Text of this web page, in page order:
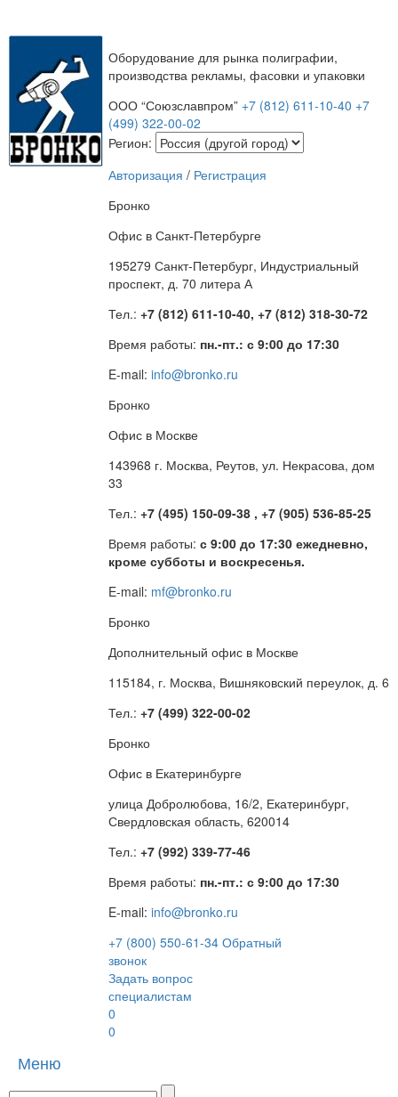
Оборудование для рынка полиграфии,
производства рекламы, фасовки и упаковки
ООО “Союзславпром” +7 (812) 611-10-40 +7
(499) 322-00-02
Регион:
Авторизация / Регистрация
Бронко
Офис в Санкт-Петербурге
195279 Санкт-Петербург, Индустриальный
проспект, д. 70 литера А
Тел.: +7 (812) 611-10-40, +7 (812) 318-30-72
Время работы: пн.-пт.: с 9:00 до 17:30
E-mail: info@bronko.ru
Бронко
Офис в Москве
143968 г. Москва, Реутов, ул. Некрасова, дом
33
Тел.: +7 (495) 150-09-38 , +7 (905) 536-85-25
Время работы: с 9:00 до 17:30 ежедневно,
кроме субботы и воскресенья.
E-mail: mf@bronko.ru
Бронко
Дополнительный офис в Москве
115184, г. Москва, Вишняковский переулок, д. 6
Тел.: +7 (499) 322-00-02
Бронко
Офис в Екатеринбурге
улица Добролюбова, 16/2, Екатеринбург,
Свердловская область, 620014
Тел.: +7 (992) 339-77-46
Время работы: пн.-пт.: с 9:00 до 17:30
E-mail: info@bronko.ru
+7 (800) 550-61-34 Обратный
звонок
Задать вопрос
специалистам
0
0
Меню